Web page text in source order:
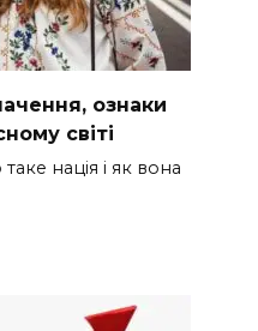
ознаки
світі
нація і як вона